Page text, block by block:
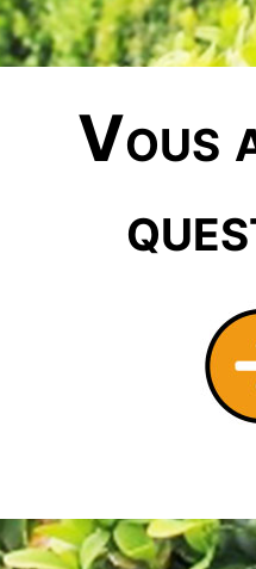
Vous